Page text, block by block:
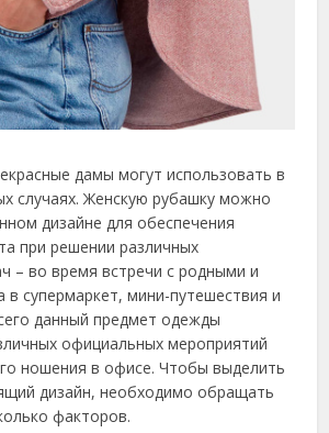
дамы могут использовать в
случаях. Женскую рубашку можно
дизайне для обеспечения
при решении различных
– во время встречи с родными и
в супермаркет, мини-путешествия и
данный предмет одежды
официальных мероприятий
ношения в офисе. Чтобы выделить
дизайн, необходимо обращать
факторов.